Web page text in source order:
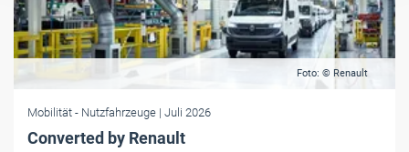
Foto: © Renault
Mobilität - Nutzfahrzeuge | Juli 2026
Converted by Renault